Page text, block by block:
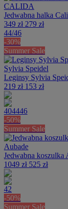
CALIDA
Jedwabna halka
349 zł 279 zł
44/46
-30%
Summer Sale
Sylvia Speidel
Leginsy Sylvia
219 zł 153 zł
404446
-50%
Summer Sale
Aubade
Jedwabna
1049 zł 525 zł
42
-50%
Summer Sale